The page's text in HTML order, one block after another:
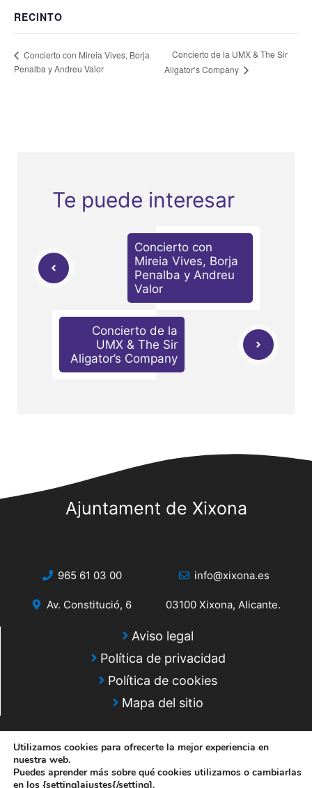
RECINTO
Concierto con Mireia Vives, Borja
Penalba y Andreu Valor
Concierto de la UMX & The Sir
Aligator’s Company
Te puede interesar
Concierto con
Mireia Vives, Borja
Penalba y Andreu
Valor
Concierto de la
UMX & The Sir
Aligator’s Company
Ajuntament de Xixona
965 61 03 00 info@xixona.es
Av. Constitució, 6 03100 Xixona, Alicante.
Aviso legal
Política de privacidad
Política de cookies
Mapa del sitio
Utilizamos cookies para ofrecerte la mejor experiencia en
nuestra web.
Puedes aprender más sobre qué cookies utilizamos o cambiarlas
en los {setting]ajustes{/setting].